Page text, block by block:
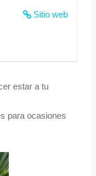
Sitio web
estar a tu
para ocasiones